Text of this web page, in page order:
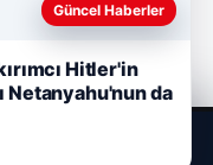
Güncel Haberler
Hitler'in
Netanyahu'nun da